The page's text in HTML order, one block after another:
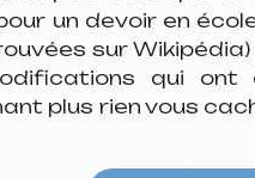
un devoir en
sur
qui
plus rien vous